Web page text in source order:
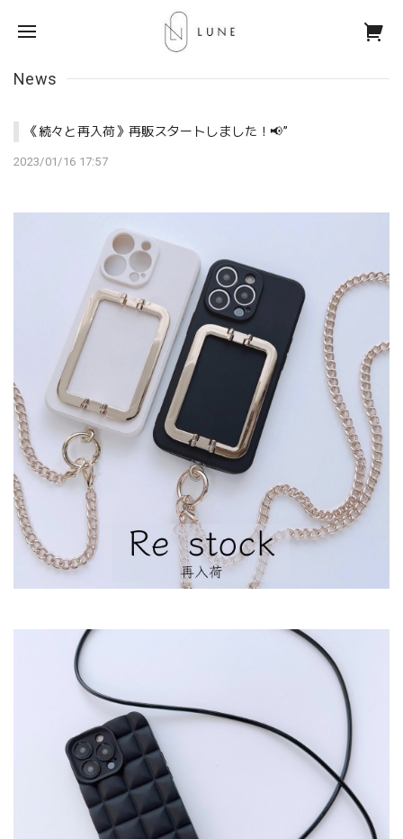
News
《続々と再入荷》再販スタートしました！📢’’
2023/01/16 17:57